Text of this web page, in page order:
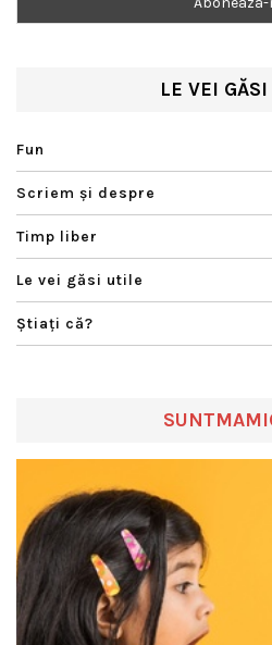
LE VEI
Fun
Scriem şi despre
Timp liber
Le vei găsi utile
Ştiaţi că?